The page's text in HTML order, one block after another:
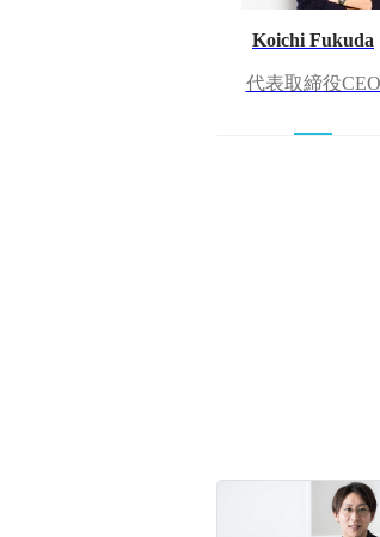
Koichi Fukuda
代表取締役CEO